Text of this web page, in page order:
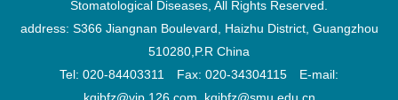
Stomatological Diseases, All Rights Reserved.
address: S366 Jiangnan Boulevard, Haizhu District, Guangzhou
510280,P.R China
Tel: 020-84403311 Fax: 020-34304115 E-mail:
kqjbfz@vip.126.com, kqjbfz@smu.edu.cn